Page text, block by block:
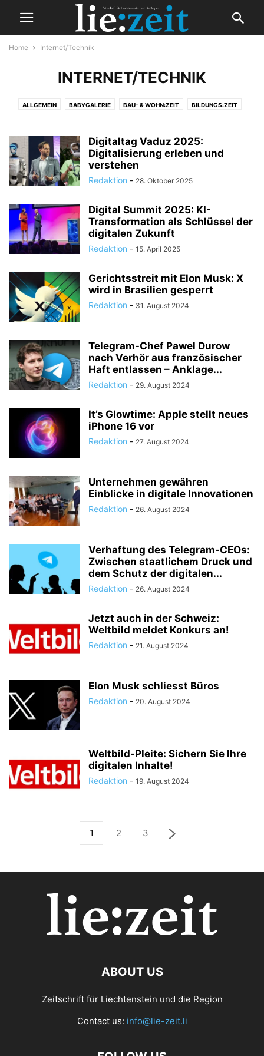
Home Internet/Technik
INTERNET/TECHNIK
ALLGEMEIN BABYGALERIE BAU- & WOHN:ZEIT BILDUNGS:ZEIT
FLÜCHTLINGE FORUM
GESELLIGKEIT GESUNDHEIT INTERNET/TECHNIK JUGEND:ZEIT
KI - KÜNSTLICHE INTELLIGENZ
KRIEG IN NAHEN OSTEN KULTUR:ZEIT LANDESVERWALTUNG
LIE:ZEIT TV LIECHTENSTEIN MEDIEN MEINE:ZEIT MOBILITÄT
MUSIK NATUR/UMWELT PARTEIBÜHNE POLIT:ZEIT
POLIZEIMELDUNGEN
TODESFÄLLE TOURISMUS UMFRAGE
ÜSERE WORZLA - HISTORISCHES VEREINE VERKEHR
WIRTSCHAFTS:ZEIT
Digitaltag Vaduz 2025:
Digitalisierung erleben und
verstehen
Redaktion - 28. Oktober 2025
Digital Summit 2025: KI-
Transformation als Schlüssel der
digitalen Zukunft
Redaktion - 15. April 2025
Gerichtsstreit mit Elon Musk: X
wird in Brasilien gesperrt
Redaktion - 31. August 2024
Telegram-Chef Pawel Durow
nach Verhör aus französischer
Haft entlassen – Anklage...
Redaktion - 29. August 2024
It’s Glowtime: Apple stellt neues
iPhone 16 vor
Redaktion - 27. August 2024
Unternehmen gewähren
Einblicke in digitale Innovationen
Redaktion - 26. August 2024
Verhaftung des Telegram-CEOs:
Zwischen staatlichem Druck und
dem Schutz der digitalen...
Redaktion - 26. August 2024
Jetzt auch in der Schweiz:
Weltbild meldet Konkurs an!
Redaktion - 21. August 2024
Elon Musk schliesst Büros
Redaktion - 20. August 2024
Weltbild-Pleite: Sichern Sie Ihre
digitalen Inhalte!
Redaktion - 19. August 2024
1 2 3
ABOUT US
Zeitschrift für Liechtenstein und die Region
Contact us: info@lie-zeit.li